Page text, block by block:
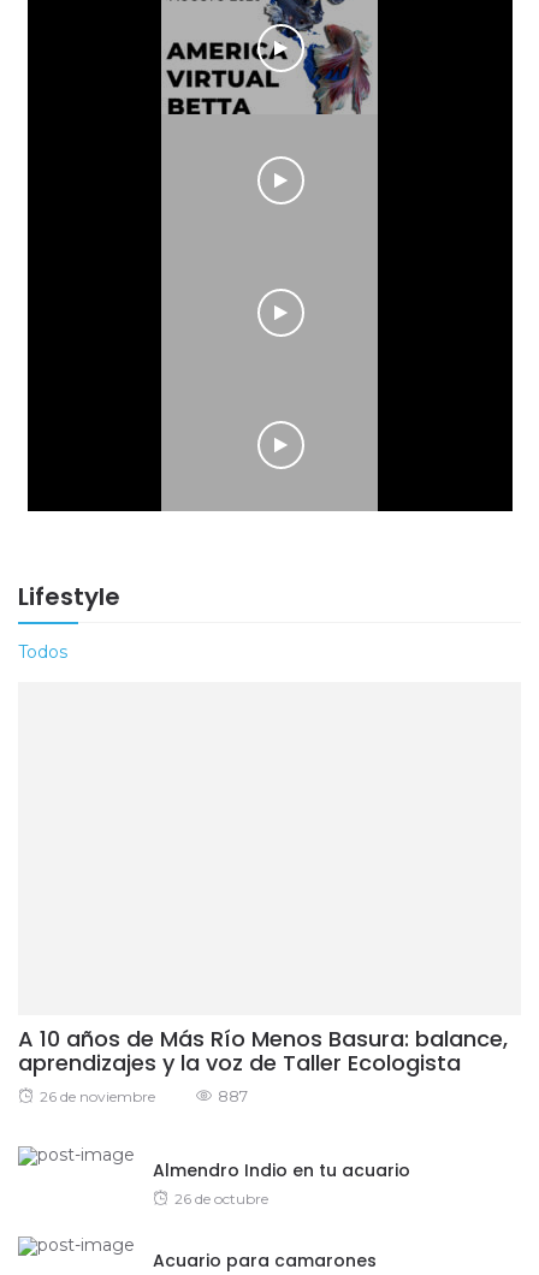
Lifestyle
Todos
A 10 años de Más Río Menos Basura: balance,
aprendizajes y la voz de Taller Ecologista
Posted
26 de noviembre 887
Almendro Indio en tu acuario
Posted
26 de octubre
Acuario para camarones